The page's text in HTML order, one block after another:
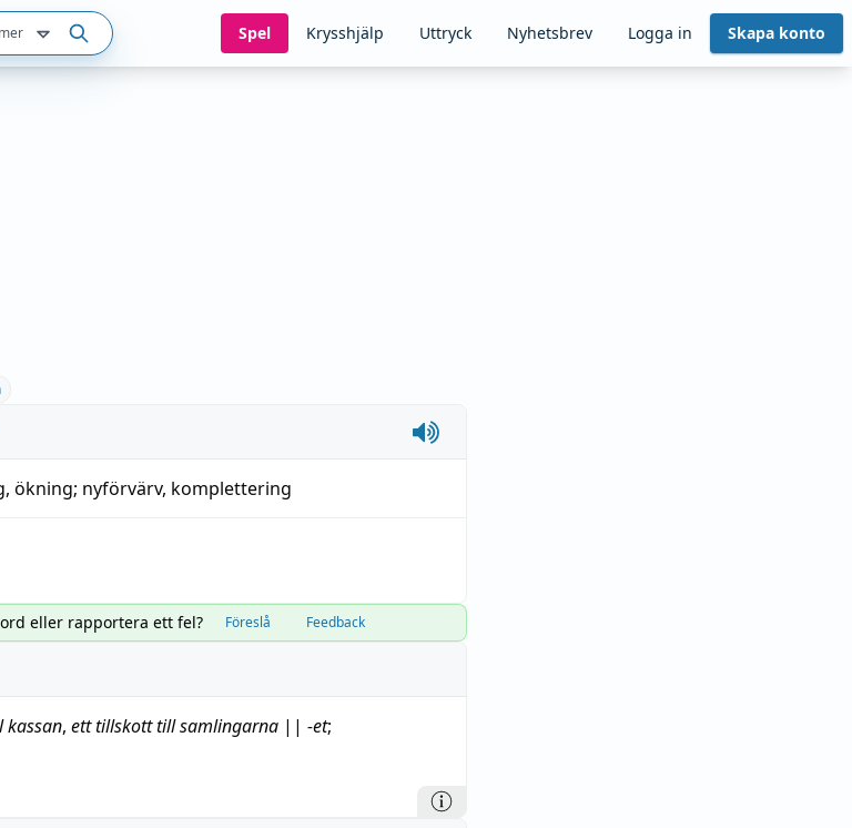
Spel Krysshjälp Uttryck Nyhetsbrev Logga in Skapa konto
, ökning; nyförvärv, komplettering
eller rapportera ett fel? Föreslå Feedback
kassan, ett tillskott till samlingarna || -et;